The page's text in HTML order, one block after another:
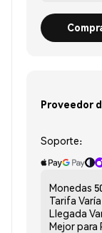
Proveedor
Soporte:
Monedas
Tarifa Varía
Llegada
Mejor para